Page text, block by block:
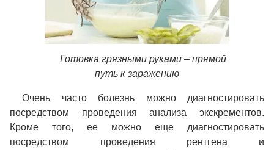
Готовка грязными руками – прямой
путь к заражению
Очень часто болезнь можно диагностировать
посредством проведения анализа экскрементов.
Кроме того, ее можно еще диагностировать
посредством проведения рентгена и